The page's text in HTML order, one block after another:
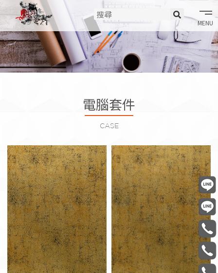
電腦套件
CASE
DAGUAN 軟片 韓華 BODAQ 軟片 (2022-2023)